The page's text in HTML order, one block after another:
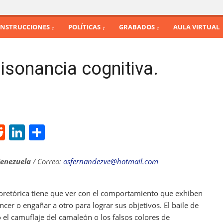
POLÍTICAS GRABADOS AULA VIRTUAL
cognitiva.
R
d
t
Li
k
dI
n
ar
/ Correo: osfernandezve@hotmail.com
tiene que ver con el comportamiento que exhiben
o engañar a otro para lograr sus objetivos. El baile de
camuflaje del camaleón o los falsos colores de